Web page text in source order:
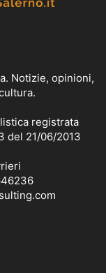
Notizie, opinioni,
registrata
del 21/06/2013